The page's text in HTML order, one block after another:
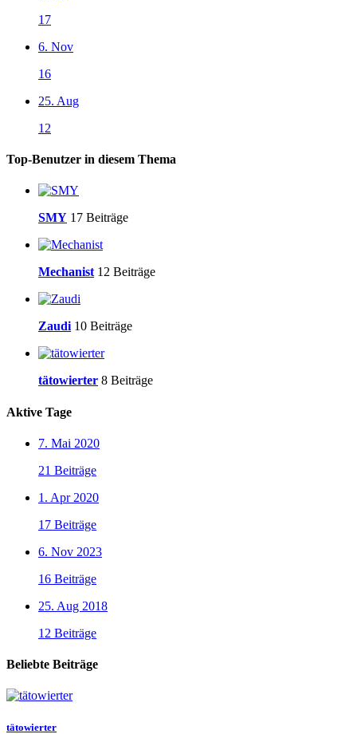
17
6. Nov
16
25. Aug
12
Top-Benutzer in diesem Thema
SMY 17 Beiträge
Mechanist 12 Beiträge
Zaudi 10 Beiträge
tätowierter 8 Beiträge
Aktive Tage
7. Mai 2020
21 Beiträge
1. Apr 2020
17 Beiträge
6. Nov 2023
16 Beiträge
25. Aug 2018
12 Beiträge
Beliebte Beiträge
tätowierter